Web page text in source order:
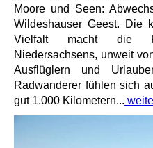
Moore und Seen:
Wildeshauser Geest. Die
Vielfalt macht die
Niedersachsens, unweit
Ausflüglern und
Radwanderer fühlen sich
gut 1.000 Kilometern...